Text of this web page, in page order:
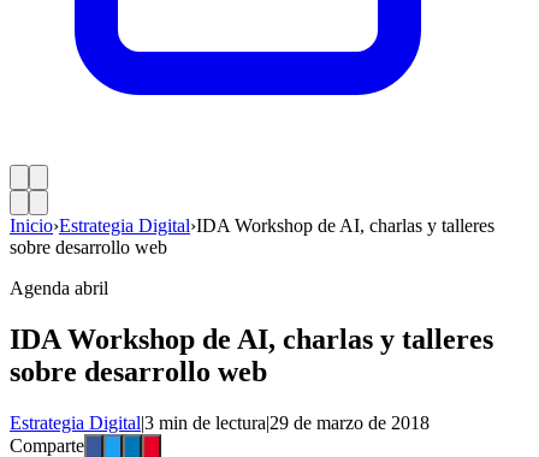
Inicio›Estrategia Digital›IDA Workshop de AI, charlas y talleres
sobre desarrollo web
Agenda abril
IDA Workshop de AI, charlas y talleres
sobre desarrollo web
Estrategia Digital|3 min de lectura|29 de marzo de 2018
Comparte